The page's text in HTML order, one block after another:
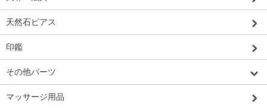
天然石ピアス
印鑑
その他パーツ
マッサージ用品